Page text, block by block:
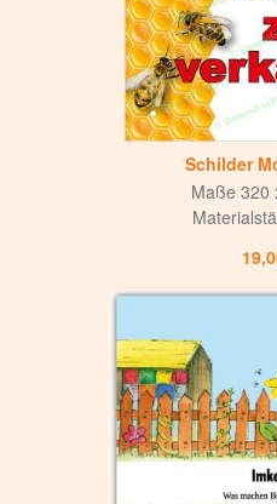
Schilder
Maße 320
mit mattem
Hohe Korrosions- und
für Innen
4-fach